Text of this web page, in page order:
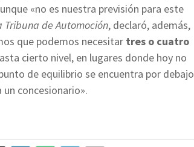
«no es nuestra previsión para este
Tribuna de Automoción, declaró, además,
que podemos necesitar tres o cuatro
cierto nivel, en lugares donde hoy no
de equilibrio se encuentra por debajo
concesionario».